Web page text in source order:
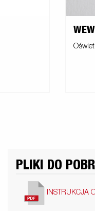
PLIKI DO
INSTRUKCJA